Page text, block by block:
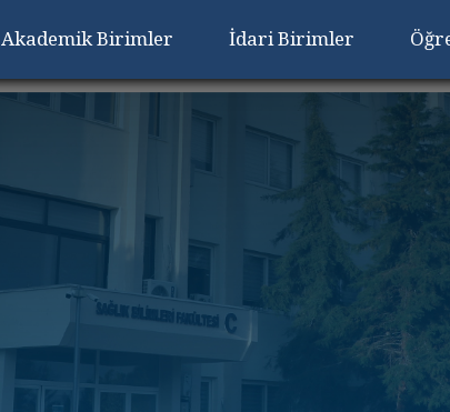
Akademik Birimler İdari Birimler